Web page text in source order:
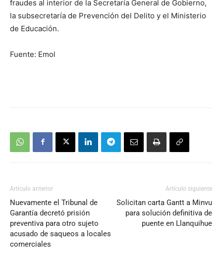
fraudes al interior de la Secretaría General de Gobierno,
la subsecretaría de Prevención del Delito y el Ministerio
de Educación.
Fuente: Emol
Artículo anterior
Nuevamente el Tribunal de
Garantía decretó prisión
preventiva para otro sujeto
acusado de saqueos a locales
comerciales
Artículo siguiente
Solicitan carta Gantt a Minvu
para solución definitiva de
puente en Llanquihue